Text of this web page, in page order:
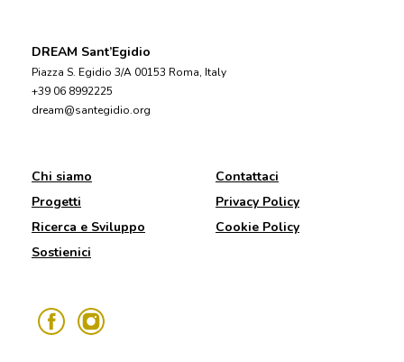
DREAM Sant’Egidio
Piazza S. Egidio 3/A 00153 Roma, Italy
+39 06 8992225
dream@santegidio.org
Chi siamo
Progetti
Ricerca e Sviluppo
Sostienici
Contattaci
Privacy Policy
Cookie Policy